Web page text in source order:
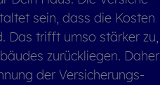
sein, dass die Kos­ten
Das trifft umso stär­ker zu,
zu­rück­lie­gen. Daher
der Ver­si­che­rungs­